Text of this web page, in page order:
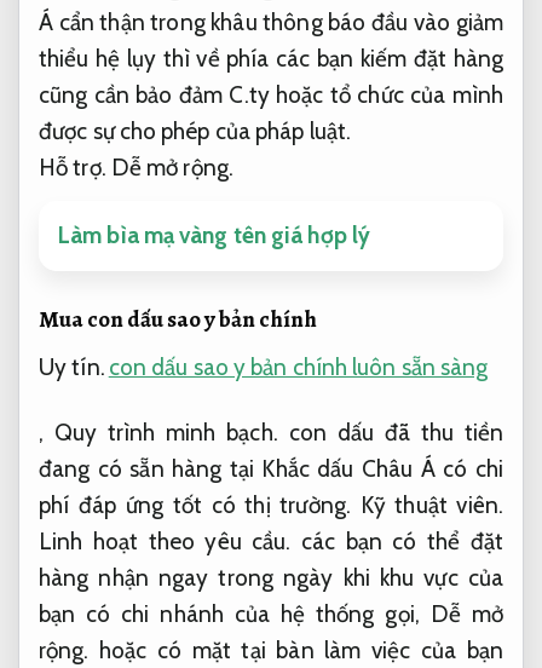
mặt hàng và được tin tưởng tiêu dùng lâu dài.
chính là con dấu có tính đặc biệt bởi nó có giới
hạn bởi cơ quan thẩm quyền.
Khách hàng.
Theo sát từng bước.
Ngoài việc Khắc dấu Châu
Á cẩn thận trong khâu thông báo đầu vào giảm
thiểu hệ lụy thì về phía các bạn kiếm đặt hàng
cũng cần bảo đảm C.ty hoặc tổ chức của mình
được sự cho phép của pháp luật.
Hỗ trợ.